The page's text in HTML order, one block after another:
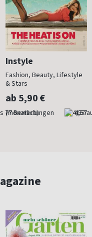
Instyle
Fashion, Beauty, Lifestyle
& Stars
ab 5,90 €
(monatlich) 4,57